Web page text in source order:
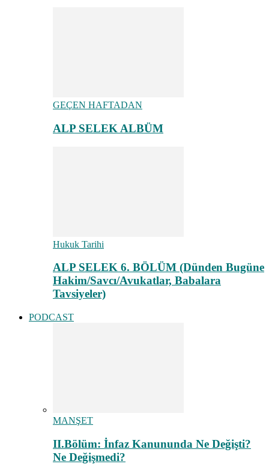
GEÇEN HAFTADAN
ALP SELEK ALBÜM
Hukuk Tarihi
ALP SELEK 6. BÖLÜM (Dünden Bugüne
Hakim/Savcı/Avukatlar, Babalara
Tavsiyeler)
PODCAST
MANŞET
II.Bölüm: İnfaz Kanununda Ne Değişti?
Ne Değişmedi?